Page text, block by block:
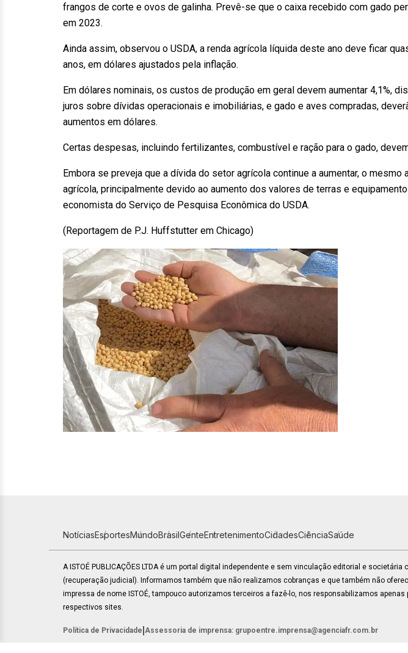
frangos de corte e ovos de galinha. Prevê-se que o caixa recebido com gado
em 2023.
Ainda assim, observou o USDA, a renda agrícola líquida deste ano deve ficar
anos, em dólares ajustados pela inflação.
Em dólares nominais, os custos de produção em geral devem aumentar 4,1%,
juros sobre dívidas operacionais e imobiliárias, e gado e aves compradas,
aumentos em dólares.
Certas despesas, incluindo fertilizantes, combustível e ração para o gado,
Embora se preveja que a dívida do setor agrícola continue a aumentar, o mesmo
agrícola, principalmente devido ao aumento dos valores de terras e
economista do Serviço de Pesquisa Econômica do USDA.
(Reportagem de P.J. Huffstutter em Chicago)
NotíciasEsportesMundoBrasilGenteEntretenimentoCidadesCiênciaSaúde
A ISTOÉ PUBLICAÇÕES LTDA é um portal digital independente e sem vinculação editorial e societária
(recuperação judicial). Informamos também que não realizamos cobranças e que também não
impressa de nome ISTOÉ, tampouco autorizamos terceiros a fazê-lo, nos responsabilizamos
respectivos sites.
Política de Privacidade Assessoria de imprensa: grupoentre.imprensa@agenciafr.com.br